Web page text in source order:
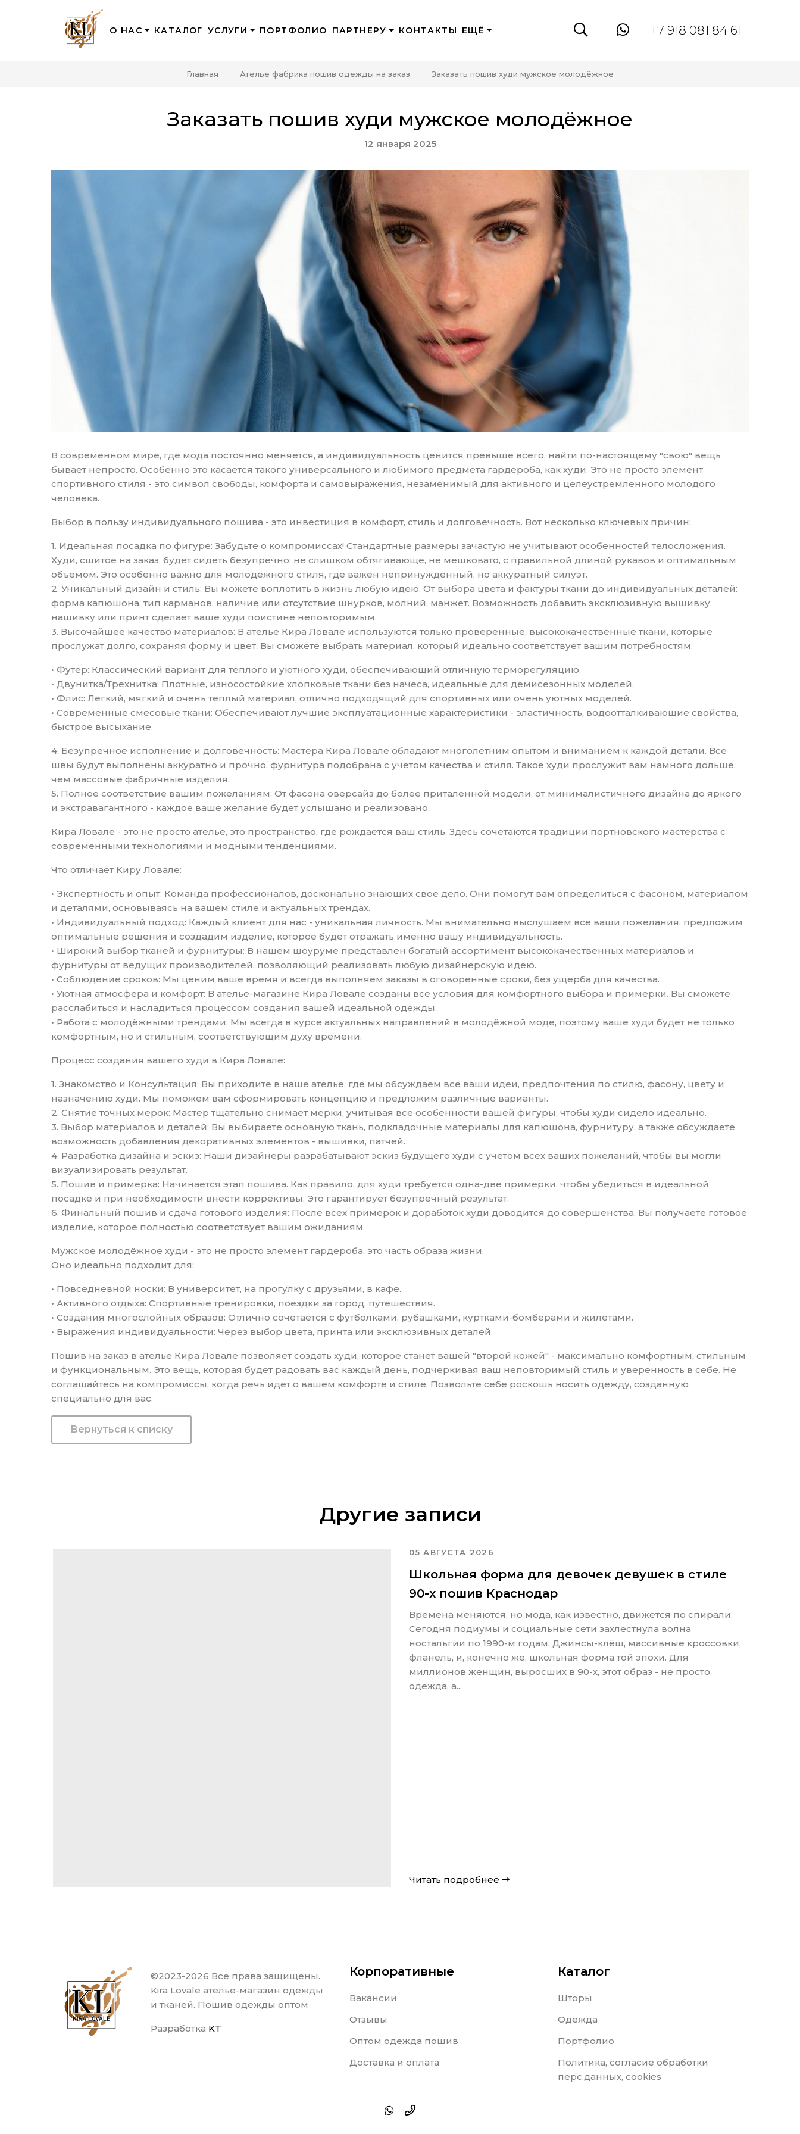
О НАС КАТАЛОГ УСЛУГИ ПОРТФОЛИО ПАРТНЕРУ КОНТАКТЫ ЕЩЁ +7 918 081 84 61
Главная Ателье фабрика пошив одежды на заказ Заказать пошив худи мужское молодёжное
Заказать пошив худи мужское молодёжное
12 января 2025
В современном мире, где мода постоянно меняется, а индивидуальность ценится превыше всего, найти по-настоящему "свою" вещь
бывает непросто. Особенно это касается такого универсального и любимого предмета гардероба, как худи. Это не просто элемент
спортивного стиля - это символ свободы, комфорта и самовыражения, незаменимый для активного и целеустремленного молодого
человека.
Выбор в пользу индивидуального пошива - это инвестиция в комфорт, стиль и долговечность. Вот несколько ключевых причин:
1. Идеальная посадка по фигуре: Забудьте о компромиссах! Стандартные размеры зачастую не учитывают особенностей телосложения.
Худи, сшитое на заказ, будет сидеть безупречно: не слишком обтягивающе, не мешковато, с правильной длиной рукавов и оптимальным
объемом. Это особенно важно для молодёжного стиля, где важен непринужденный, но аккуратный силуэт.
2. Уникальный дизайн и стиль: Вы можете воплотить в жизнь любую идею. От выбора цвета и фактуры ткани до индивидуальных деталей:
форма капюшона, тип карманов, наличие или отсутствие шнурков, молний, манжет. Возможность добавить эксклюзивную вышивку,
нашивку или принт сделает ваше худи поистине неповторимым.
3. Высочайшее качество материалов: В ателье Кира Ловале используются только проверенные, высококачественные ткани, которые
прослужат долго, сохраняя форму и цвет. Вы сможете выбрать материал, который идеально соответствует вашим потребностям:
• Футер: Классический вариант для теплого и уютного худи, обеспечивающий отличную терморегуляцию.
• Двунитка/Трехнитка: Плотные, износостойкие хлопковые ткани без начеса, идеальные для демисезонных моделей.
• Флис: Легкий, мягкий и очень теплый материал, отлично подходящий для спортивных или очень уютных моделей.
• Современные смесовые ткани: Обеспечивают лучшие эксплуатационные характеристики - эластичность, водоотталкивающие свойства,
быстрое высыхание.
4. Безупречное исполнение и долговечность: Мастера Кира Ловале обладают многолетним опытом и вниманием к каждой детали. Все
швы будут выполнены аккуратно и прочно, фурнитура подобрана с учетом качества и стиля. Такое худи прослужит вам намного дольше,
чем массовые фабричные изделия.
5. Полное соответствие вашим пожеланиям: От фасона оверсайз до более приталенной модели, от минималистичного дизайна до яркого
и экстравагантного - каждое ваше желание будет услышано и реализовано.
Кира Ловале - это не просто ателье, это пространство, где рождается ваш стиль. Здесь сочетаются традиции портновского мастерства с
современными технологиями и модными тенденциями.
Что отличает Киру Ловале:
• Экспертность и опыт: Команда профессионалов, досконально знающих свое дело. Они помогут вам определиться с фасоном, материалом
и деталями, основываясь на вашем стиле и актуальных трендах.
• Индивидуальный подход: Каждый клиент для нас - уникальная личность. Мы внимательно выслушаем все ваши пожелания, предложим
оптимальные решения и создадим изделие, которое будет отражать именно вашу индивидуальность.
• Широкий выбор тканей и фурнитуры: В нашем шоуруме представлен богатый ассортимент высококачественных материалов и
фурнитуры от ведущих производителей, позволяющий реализовать любую дизайнерскую идею.
• Соблюдение сроков: Мы ценим ваше время и всегда выполняем заказы в оговоренные сроки, без ущерба для качества.
• Уютная атмосфера и комфорт: В ателье-магазине Кира Ловале созданы все условия для комфортного выбора и примерки. Вы сможете
расслабиться и насладиться процессом создания вашей идеальной одежды.
• Работа с молодёжными трендами: Мы всегда в курсе актуальных направлений в молодёжной моде, поэтому ваше худи будет не только
комфортным, но и стильным, соответствующим духу времени.
Процесс создания вашего худи в Кира Ловале:
1. Знакомство и Консультация: Вы приходите в наше ателье, где мы обсуждаем все ваши идеи, предпочтения по стилю, фасону, цвету и
назначению худи. Мы поможем вам сформировать концепцию и предложим различные варианты.
2. Снятие точных мерок: Мастер тщательно снимает мерки, учитывая все особенности вашей фигуры, чтобы худи сидело идеально.
3. Выбор материалов и деталей: Вы выбираете основную ткань, подкладочные материалы для капюшона, фурнитуру, а также обсуждаете
возможность добавления декоративных элементов - вышивки, патчей.
4. Разработка дизайна и эскиз: Наши дизайнеры разрабатывают эскиз будущего худи с учетом всех ваших пожеланий, чтобы вы могли
визуализировать результат.
5. Пошив и примерка: Начинается этап пошива. Как правило, для худи требуется одна-две примерки, чтобы убедиться в идеальной
посадке и при необходимости внести коррективы. Это гарантирует безупречный результат.
6. Финальный пошив и сдача готового изделия: После всех примерок и доработок худи доводится до совершенства. Вы получаете готовое
изделие, которое полностью соответствует вашим ожиданиям.
Мужское молодёжное худи - это не просто элемент гардероба, это часть образа жизни.
Оно идеально подходит для:
• Повседневной носки: В университет, на прогулку с друзьями, в кафе.
• Активного отдыха: Спортивные тренировки, поездки за город, путешествия.
• Создания многослойных образов: Отлично сочетается с футболками, рубашками, куртками-бомберами и жилетами.
• Выражения индивидуальности: Через выбор цвета, принта или эксклюзивных деталей.
Пошив на заказ в ателье Кира Ловале позволяет создать худи, которое станет вашей "второй кожей" - максимально комфортным, стильным
и функциональным. Это вещь, которая будет радовать вас каждый день, подчеркивая ваш неповторимый стиль и уверенность в себе. Не
соглашайтесь на компромиссы, когда речь идет о вашем комфорте и стиле. Позвольте себе роскошь носить одежду, созданную
специально для вас.
Вернуться к списку
Другие записи
05 АВГУСТА 2026
Школьная форма для девочек девушек в стиле
90-х пошив Краснодар
Времена меняются, но мода, как известно, движется по спирали.
Сегодня подиумы и социальные сети захлестнула волна
ностальгии по 1990-м годам. Джинсы-клёш, массивные кроссовки,
фланель, и, конечно же, школьная форма той эпохи. Для
миллионов женщин, выросших в 90-х, этот образ - не просто
одежда, а...
Читать подробнее
©2023-2026 Все права защищены.
Kira Lovale ателье-магазин одежды
и тканей. Пошив одежды оптом
Разработка KT
Корпоративные
Вакансии
Отзывы
Оптом одежда пошив
Доставка и оплата
Каталог
Шторы
Одежда
Портфолио
Политика, согласие обработки
перс.данных, cookies